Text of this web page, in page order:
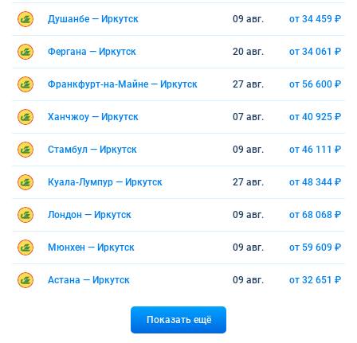
Душанбе — Иркутск 09 авг. от 34 459 ₽
Фергана — Иркутск 20 авг. от 34 061 ₽
Франкфурт-на-Майне — Иркутск 27 авг. от 56 600 ₽
Ханчжоу — Иркутск 07 авг. от 40 925 ₽
Стамбул — Иркутск 09 авг. от 46 111 ₽
Куала-Лумпур — Иркутск 27 авг. от 48 344 ₽
Лондон — Иркутск 09 авг. от 68 068 ₽
Мюнхен — Иркутск 09 авг. от 59 609 ₽
Астана — Иркутск 09 авг. от 32 651 ₽
Показать ещё